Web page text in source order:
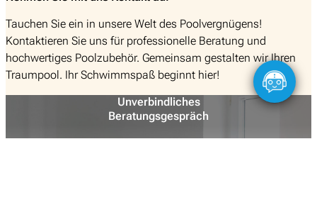
Tauchen Sie ein in unsere Welt des Poolvergnügens!
Kontaktieren Sie uns für professionelle Beratung und
hochwertiges Poolzubehör. Gemeinsam gestalten wir Ihren
Traumpool. Ihr Schwimmspaß beginnt hier!
Unverbindliches
Beratungsgespräch